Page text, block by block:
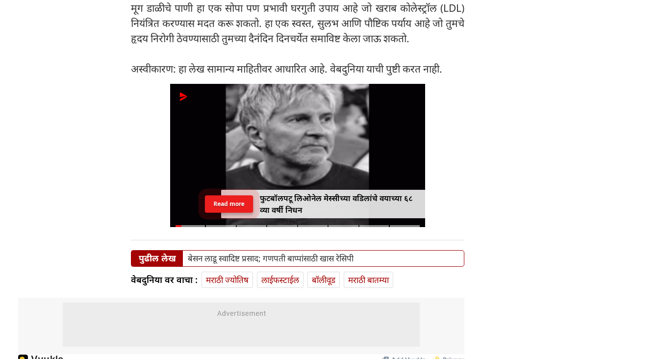
मूग डाळीचे पाणी हा एक सोपा पण प्रभावी घरगुती उपाय आहे जो खराब कोलेस्ट्रॉल (LDL)
नियंत्रित करण्यास मदत करू शकतो. हा एक स्वस्त, सुलभ आणि पौष्टिक पर्याय आहे जो तुमचे
हृदय निरोगी ठेवण्यासाठी तुमच्या दैनंदिन दिनचर्येत समाविष्ट केला जाऊ शकतो.
अस्वीकारण: हा लेख सामान्य माहितीवर आधारित आहे. वेबदुनिया याची पुष्टी करत नाही.
फुटबॉलपटू लिओनेल मेस्सीच्या वडिलांचे वयाच्या ६८
व्या वर्षी निधन
Read more
पुढील लेख बेसन लाडू स्वादिष्ट प्रसाद; गणपती बाप्पांसाठी खास रेसिपी
वेबदुनिया वर वाचा : मराठी ज्योतिष लाईफस्टाईल बॉलीवूड मराठी बातम्या